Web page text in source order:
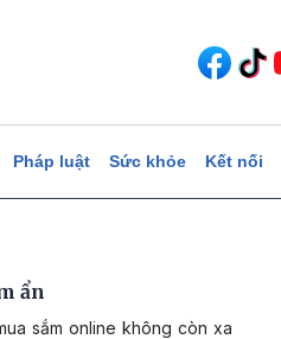
Pháp luật Sức khỏe Kết nối
ẩn
sắm online không còn xa